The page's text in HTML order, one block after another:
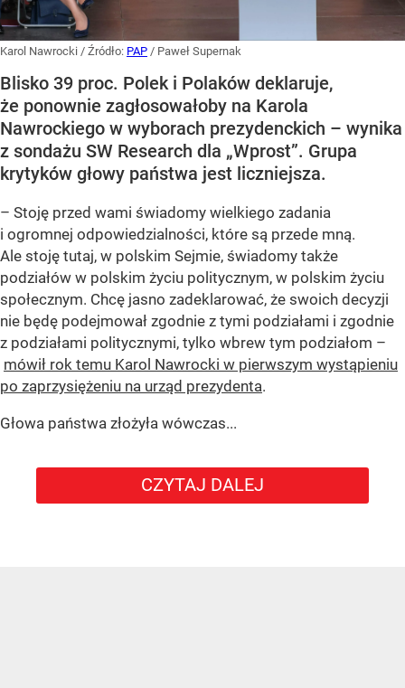
Karol Nawrocki / Źródło: PAP / Paweł Supernak
Blisko 39 proc. Polek i Polaków deklaruje,
że ponownie zagłosowałoby na Karola
Nawrockiego w wyborach prezydenckich – wynika
z sondażu SW Research dla „Wprost”. Grupa
krytyków głowy państwa jest liczniejsza.
– Stoję przed wami świadomy wielkiego zadania
i ogromnej odpowiedzialności, które są przede mną.
Ale stoję tutaj, w polskim Sejmie, świadomy także
podziałów w polskim życiu politycznym, w polskim życiu
społecznym. Chcę jasno zadeklarować, że swoich decyzji
nie będę podejmował zgodnie z tymi podziałami i zgodnie
z podziałami politycznymi, tylko wbrew tym podziałom –
mówił rok temu Karol Nawrocki w pierwszym wystąpieniu
po zaprzysiężeniu na urząd prezydenta.
Głowa państwa złożyła wówczas...
CZYTAJ DALEJ